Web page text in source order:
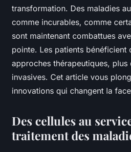
transformation. Des maladies
comme incurables, comme
sont maintenant combattues
pointe. Les patients bénéficient
approches thérapeutiques,
invasives. Cet article vous
innovations qui changent la
Des cellules au
traitement des